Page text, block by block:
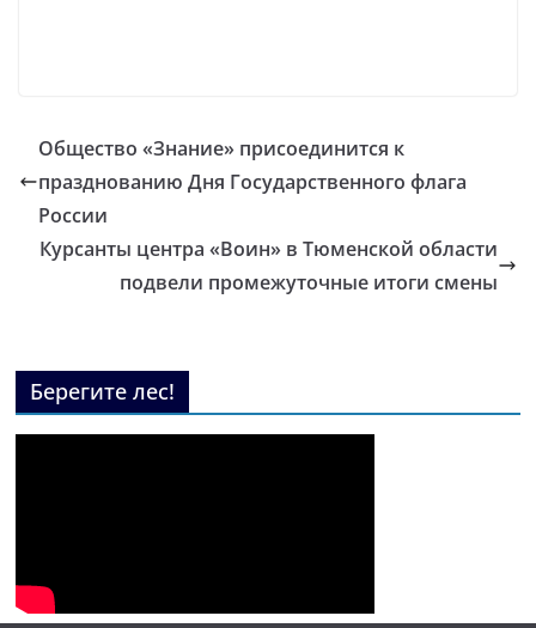
Общество «Знание» присоединится к
празднованию Дня Государственного флага
России
Курсанты центра «Воин» в Тюменской области
подвели промежуточные итоги смены
Берегите лес!